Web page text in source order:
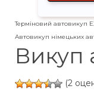
Терміновий автовикуп
Автовикуп німецьких
Викуп
(2